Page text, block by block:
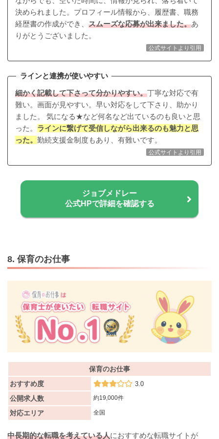
決められました。プロフィール情報から、履歴書、職務
経歴書の作成ができ、 スムーズな応募が出来ました。あ
りがとうございました。
公式サイトより引用
ラインと連携が使いやすい
細かく記載して下さって分かりやすい。丁寧な対応で有
難い。画面が見やすい。早い対応をして下さり、助かり
ました。 気になる★など何名など出ているのも良いと思
った。 ラインに繋げて受信しながら出来るのも魅力と思
った。 勤続支援金制度もあり、有難いです。
公式サイトより引用
ジョブメドレー
公式HPで詳細を確認する
8. 保育のお仕事
保育のお仕事
おすすめ度
3.0
公開求人数 約19,000件
対応エリア 全国
中長期的な転職を考えている人におすすめな転職サイトが